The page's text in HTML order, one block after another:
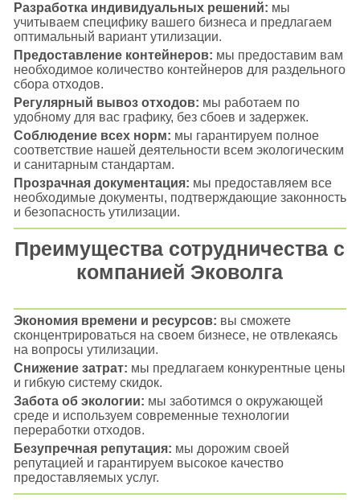
Разработка индивидуальных решений: мы
учитываем специфику вашего бизнеса и предлагаем
оптимальный вариант утилизации.
Предоставление контейнеров: мы предоставим вам
необходимое количество контейнеров для раздельного
сбора отходов.
Регулярный вывоз отходов: мы работаем по
удобному для вас графику, без сбоев и задержек.
Соблюдение всех норм: мы гарантируем полное
соответствие нашей деятельности всем экологическим
и санитарным стандартам.
Прозрачная документация: мы предоставляем все
необходимые документы, подтверждающие законность
и безопасность утилизации.
Преимущества сотрудничества с
компанией Эковолга
Экономия времени и ресурсов: вы сможете
сконцентрироваться на своем бизнесе, не отвлекаясь
на вопросы утилизации.
Снижение затрат: мы предлагаем конкурентные цены
и гибкую систему скидок.
Забота об экологии: мы заботимся о окружающей
среде и используем современные технологии
переработки отходов.
Безупречная репутация: мы дорожим своей
репутацией и гарантируем высокое качество
предоставляемых услуг.